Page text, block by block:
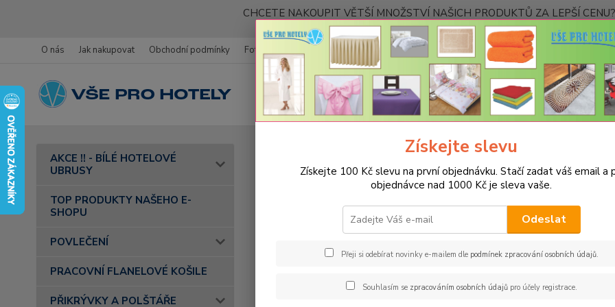
CHCETE NAKOUPIT VĚTŠÍ MNOŽSTVÍ NAŠICH PRODUKTŮ ZA LEPŠÍ
O nás Jak nakupovat Obchodní podmínky Fotogalerie Kontakty
Hledat
AKCE !! - BÍLÉ HOTELOVÉ
UBRUSY
TOP PRODUKTY NAŠEHO E-
SHOPU
POVLEČENÍ
PRACOVNÍ FLANELOVÉ KOŠILE
PŘIKRÝVKY A POLŠTÁŘE
Bavlněné prostěradla JERSEY s gumou - 45 barev
Bavlněné prostěradlo JERSEY
hned
Získejte slevu
Získejte 100 Kč slevu na první objednávku. Stačí zadat váš email a
objednávce nad 1000 Kč je sleva vaše.
Odeslat
Přeji si odebírat novinky e-mailem dle podmínek zpracování osobních údajů.
Souhlasím se zpracováním osobních údajůpro účely registrace.